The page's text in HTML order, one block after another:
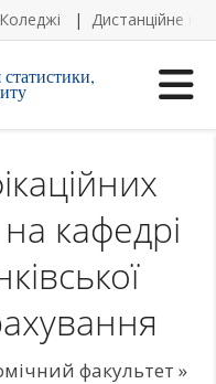
Коледжі Дистанційне
на кафедрі
факультет »